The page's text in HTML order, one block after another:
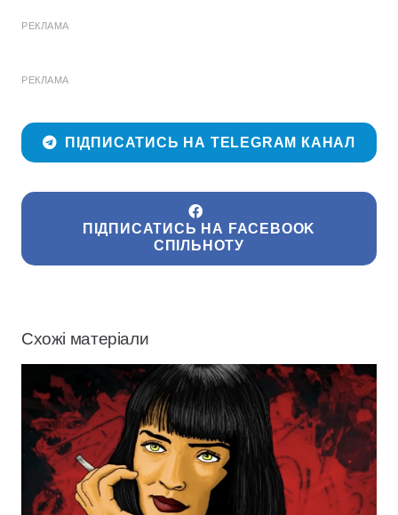
РЕКЛАМА
РЕКЛАМА
ПІДПИСАТИСЬ НА TELEGRAM КАНАЛ
ПІДПИСАТИСЬ НА FACEBOOK
СПІЛЬНОТУ
Схожі матеріали